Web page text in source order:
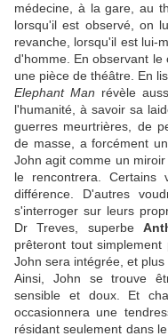
médecine, à la gare, au
lorsqu'il est observé, on
revanche, lorsqu'il est lui-
d'homme. En observant
une pièce de théâtre. En
Elephant Man révèle
l'humanité, à savoir sa
guerres meurtrières, de
de masse, a forcément
John agit comme un
le rencontrera. Certains
différence. D'autres
s'interroger sur leurs
Dr Treves, superbe
prêteront tout
John sera intégrée, et
Ainsi, John se trouve
sensible et doux. Et
occasionnera une
résidant seulement dans